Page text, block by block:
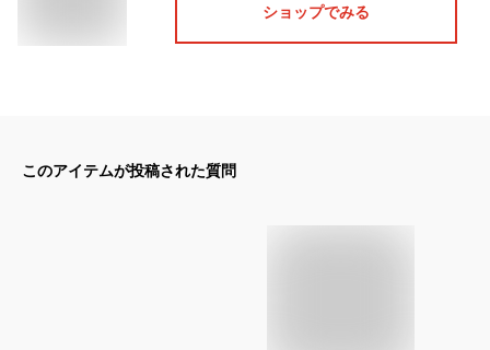
ショップでみる
このアイテムが投稿された質問